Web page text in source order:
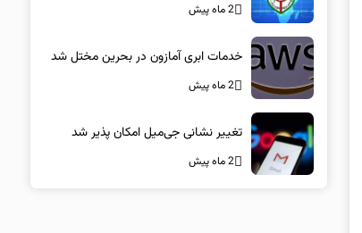
2 ماه پیش
خدمات ابری آمازون در بحرین مختل شد
2 ماه پیش
تغییر نشانی جی‌میل امکان پذیر شد
2 ماه پیش